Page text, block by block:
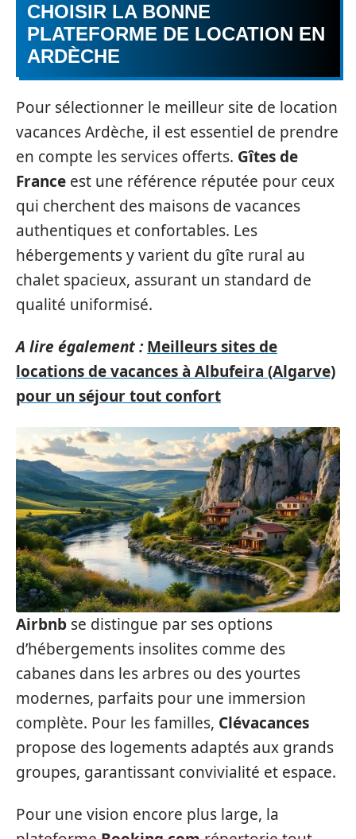
CHOISIR LA BONNE
PLATEFORME DE LOCATION EN
ARDÈCHE
Pour sélectionner le meilleur site de location
vacances Ardèche, il est essentiel de prendre
en compte les services offerts. Gîtes de
France est une référence réputée pour ceux
qui cherchent des maisons de vacances
authentiques et confortables. Les
hébergements y varient du gîte rural au
chalet spacieux, assurant un standard de
qualité uniformisé.
A lire également : Meilleurs sites de
locations de vacances à Albufeira (Algarve)
pour un séjour tout confort
Airbnb se distingue par ses options
d’hébergements insolites comme des
cabanes dans les arbres ou des yourtes
modernes, parfaits pour une immersion
complète. Pour les familles, Clévacances
propose des logements adaptés aux grands
groupes, garantissant convivialité et espace.
Pour une vision encore plus large, la